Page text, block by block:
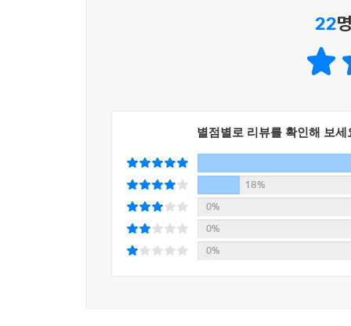
그리고 그것들이 자리잡기 시작한 뒤로는 로마를
주제넘고 머릿속이 구더기로 가득찬 그대들에게
나랏돈을 멍청하게 날려먹고, 당장 내일의 일과
나는 이렇게 죽고 싶지 않아! 피를 내뿜고 숨을
기 속에 생을 마감해야 해. 나는 로마의 왕관 없
위대한 인물이었어. 내 죽음은 이 모든 것에 걸맞
최고의 친구·최악의 적 --- p.326
“혈통은 사람의 행동보다 훨씬 덜 중요하다는 사
22
별점별로 리뷰를 확인해 보세
18%
0%
0%
0%